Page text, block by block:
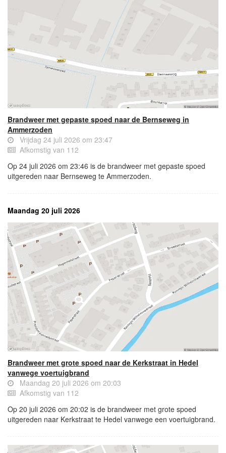
Brandweer met gepaste spoed naar de Bernseweg in
Ammerzoden
Vrijdag 24 juli 2026 om 23:47
Afkomstig van 112
Op 24 juli 2026 om 23:46 is de brandweer met gepaste spoed
uitgereden naar Bernseweg te Ammerzoden.
Maandag 20 juli 2026
Brandweer met grote spoed naar de Kerkstraat in Hedel
vanwege voertuigbrand
Maandag 20 juli 2026 om 20:03
Afkomstig van 112
Op 20 juli 2026 om 20:02 is de brandweer met grote spoed
uitgereden naar Kerkstraat te Hedel vanwege een voertuigbrand.